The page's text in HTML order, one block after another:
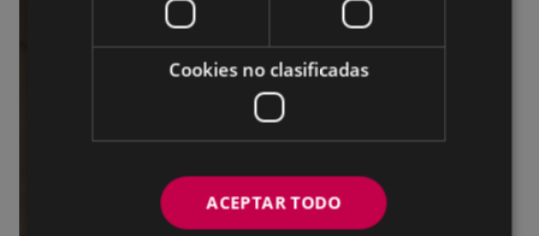
Cookies no clasificadas
ACEPTAR TODO